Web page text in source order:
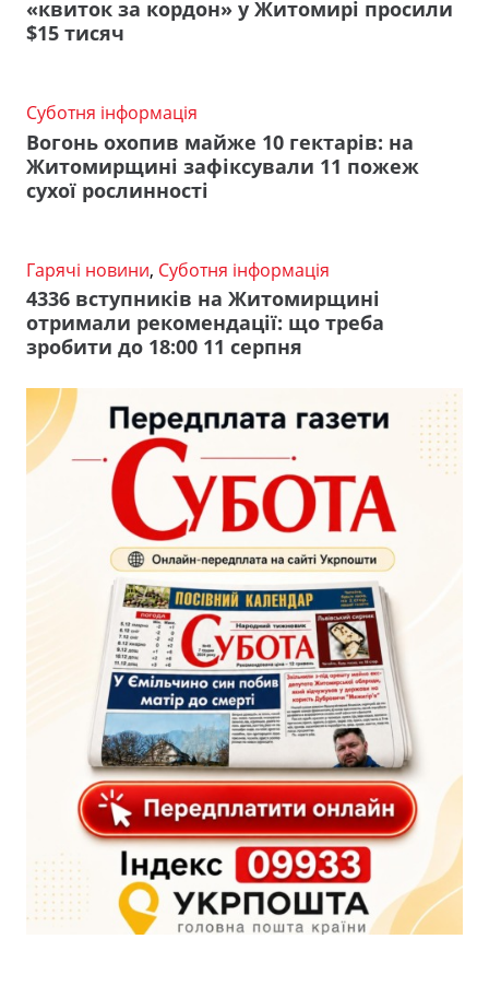
«квиток за кордон» у Житомирі просили
$15 тисяч
Суботня інформація
Вогонь охопив майже 10 гектарів: на
Житомирщині зафіксували 11 пожеж
сухої рослинності
Гарячі новини, Суботня інформація
4336 вступників на Житомирщині
отримали рекомендації: що треба
зробити до 18:00 11 серпня